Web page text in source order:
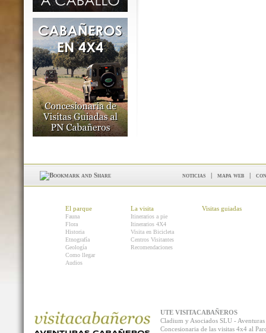
noticias | mapa web |
El parque
Fauna
Flora
Historia
Etnografía
Geología
Como llegar
Audios
La visita
Itinerarios a pie
Itinerarios 4X4
Visita en Bicicleta
Centros Visitantes
Recomendaciones
Visitas guiadas
UTE VISITACABAÑEROS
Cladium y Asociados SLU -
Concesionaria de las visitas 4x4 al